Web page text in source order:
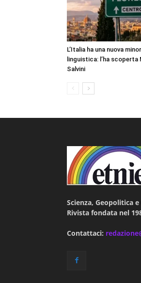
L’Italia ha una nuova
linguistica: l’ha
Salvini
Scienza, Geopolitica
Rivista fondata nel
Contattaci: